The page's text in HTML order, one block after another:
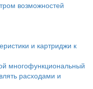
возможностей
и картриджи к
многофункциональный
расходами и